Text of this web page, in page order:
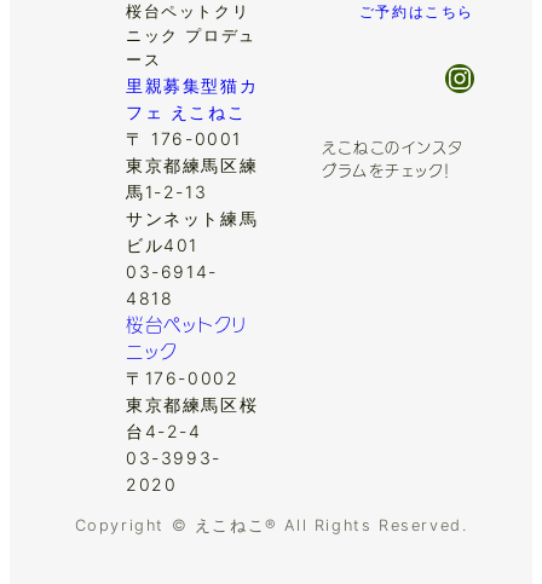
桜台ペットクリ
ニック プロデュ
ース
里親募集型猫カ
フェ えこねこ
〒 176-0001
東京都練馬区練
馬1-2-13
サンネット練馬
ビル401
03-6914-
4818
桜台ペットクリ
ニック
〒176-0002
東京都練馬区桜
台4-2-4
03-3993-
2020
ご予約はこちら
えこねこのインスタ
グラムをチェック！
Copyright © えこねこ® All Rights Reserved.